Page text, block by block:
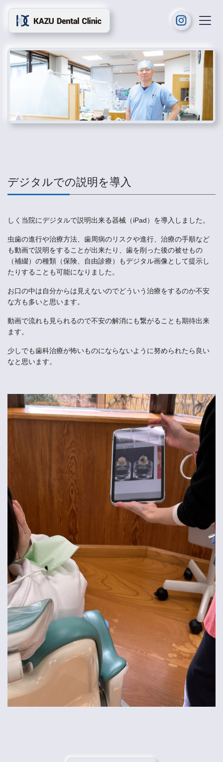
デジタルでの説明を導入
しく当院にデジタルで説明出来る器械（iPad）を導入しました。
虫歯の進行や治療方法、歯周病のリスクや進行、治療の手順など
も動画で説明をすることが出来たり、歯を削った後の被せもの
（補綴）の種類（保険、自由診療）もデジタル画像として提示し
たりすることも可能になりました。
お口の中は自分からは見えないのでどういう治療をするのか不安
な方も多いと思います。
動画で流れも見られるので不安の解消にも繋がることも期待出来
ます。
少しでも歯科治療が怖いものにならないように努められたら良い
なと思います。